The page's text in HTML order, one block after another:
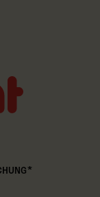
logo